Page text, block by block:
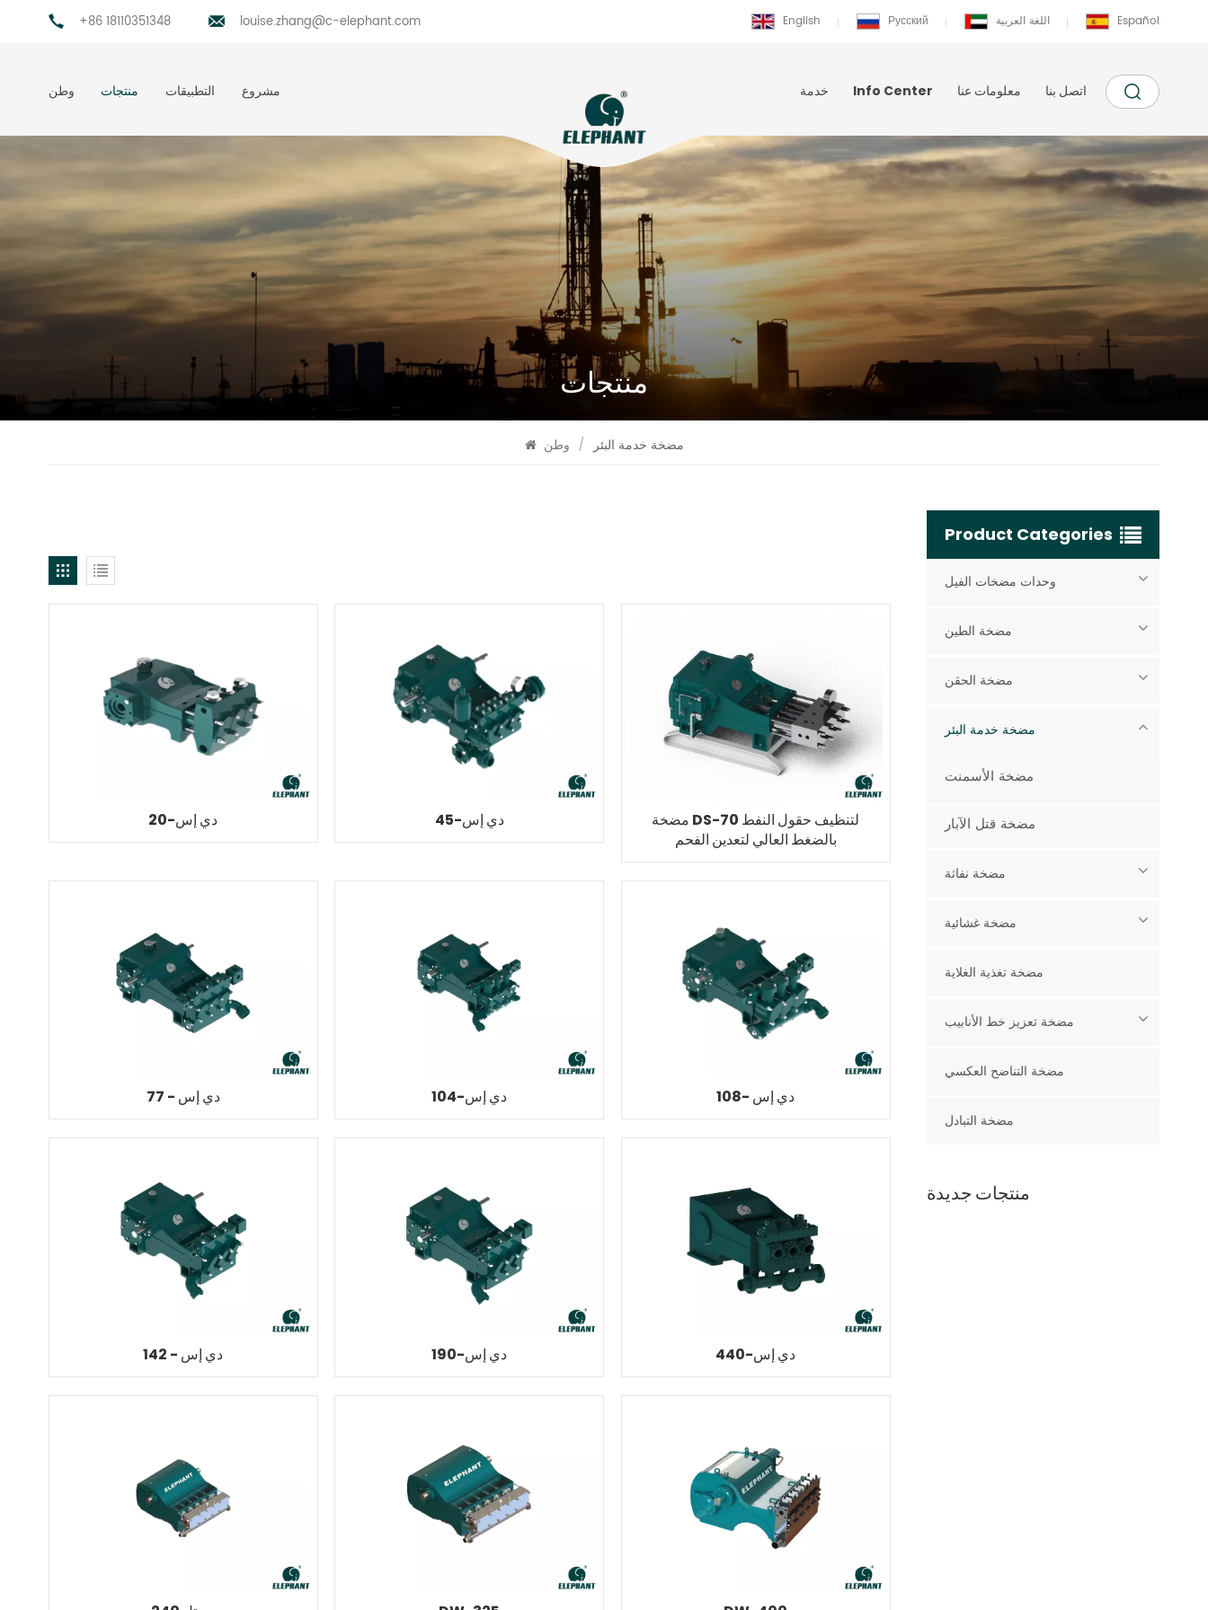
+86 18110351348 louise.zhang@c-elephant.com English Русский اللغة العربية Español
وطن منتجات التطبيقات مشروع خدمة Info Center معلومات عنا اتصل بنا
منتجات
/ مضخة خدمة البئر
دي إس-20 دي إس-45
مضخة DS-70 لتنظيف حقول النفط
بالضغط العالي لتعدين الفحم
دي إس - 77 دي إس-104 دي إس -108
دي إس - 142 دي إس-190 دي إس-440
Product Categories
وحدات مضخات الفيل
مضخة الطين
مضخة الحقن
مضخة خدمة البئر
مضخة الأسمنت
مضخة قتل الآبار
مضخة نفاثة
مضخة غشائية
مضخة تغذية الغلاية
مضخة تعزيز خط الأنابيب
مضخة التناضح العكسي
مضخة التبادل
منتجات جديدة